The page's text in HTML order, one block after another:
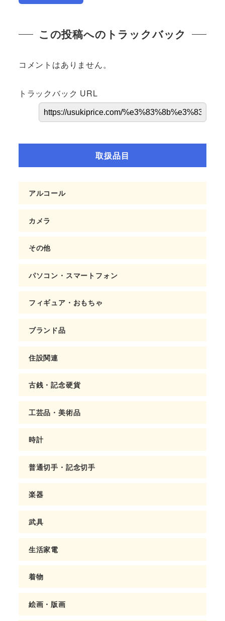
この投稿へのトラックバック
コメントはありません。
トラックバック URL
取扱品目
アルコール
カメラ
その他
パソコン・スマートフォン
フィギュア・おもちゃ
ブランド品
住設関連
古銭・記念硬貨
工芸品・美術品
時計
普通切手・記念切手
楽器
武具
生活家電
着物
絵画・版画